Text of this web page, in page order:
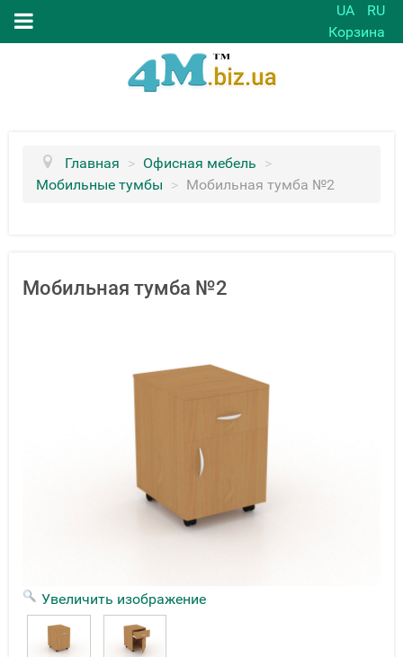
UA
RU
Корзина
Главная > Офисная мебель >
Мобильные тумбы > Мобильная тумба №2
Мобильная тумба №2
Увеличить изображение